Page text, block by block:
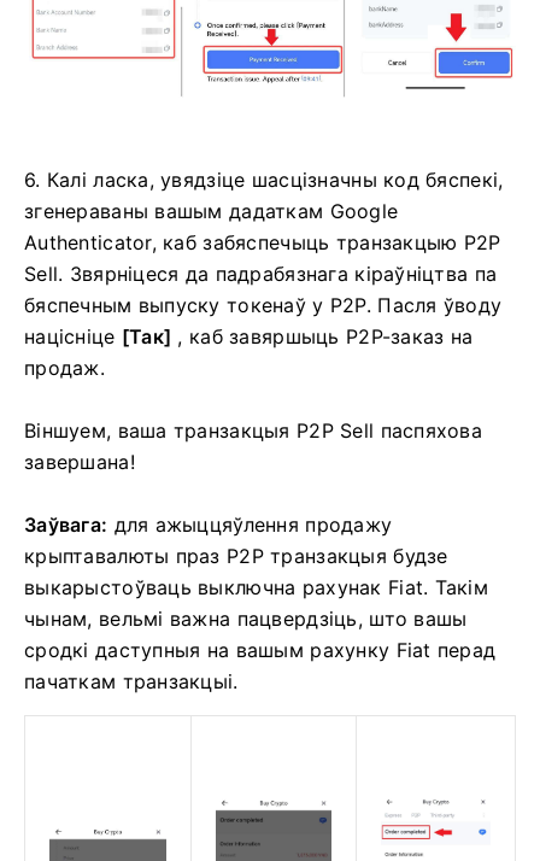
6. Калі ласка, увядзіце шасцізначны код бяспекі,
згенераваны вашым дадаткам Google
Authenticator, каб забяспечыць транзакцыю P2P
Sell. Звярніцеся да падрабязнага кіраўніцтва па
бяспечным выпуску токенаў у P2P. Пасля ўводу
націсніце [Так] , каб завяршыць P2P-заказ на
продаж.
Віншуем, ваша транзакцыя P2P Sell паспяхова
завершана!
Заўвага: для ажыццяўлення продажу
крыптавалюты праз P2P транзакцыя будзе
выкарыстоўваць выключна рахунак Fiat. Такім
чынам, вельмі важна пацвердзіць, што вашы
сродкі даступныя на вашым рахунку Fiat перад
пачаткам транзакцыі.